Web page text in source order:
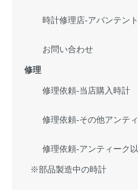
時計修理店-アバンテン
お問い合わせ
修理
修理依頼-当店購入時計
修理依頼-その他アンテ
修理依頼-アンティーク
※部品製造中の時計